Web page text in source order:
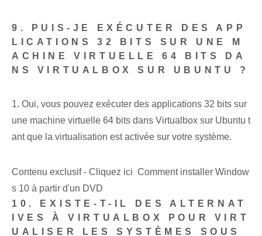
9. PUIS-JE EXÉCUTER DES APP
LICATIONS 32 BITS SUR UNE M
ACHINE VIRTUELLE 64 BITS DA
NS VIRTUALBOX SUR UBUNTU ?
1. Oui, vous pouvez exécuter des applications 32 bits sur
une machine virtuelle 64 bits dans Virtualbox sur Ubuntu t
ant que la virtualisation est activée sur votre système.
Contenu exclusif - Cliquez ici Comment installer Window
s 10 à partir d'un DVD
10. EXISTE-T-IL DES ALTERNAT
IVES À VIRTUALBOX POUR VIRT
UALISER LES SYSTÈMES SOUS